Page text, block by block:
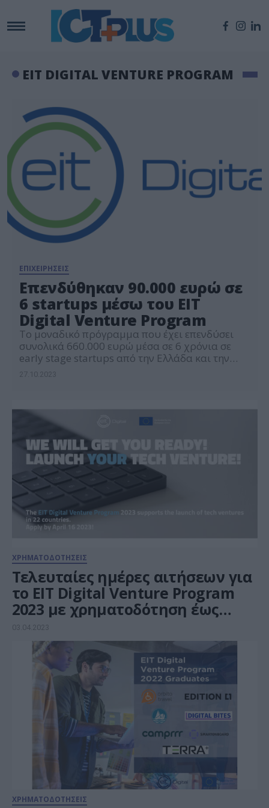
EIT DIGITAL VENTURE PROGRAM
ΕΠΙΧΕΙΡΗΣΕΙΣ
Επενδύθηκαν 90.000 ευρώ σε
6 startups μέσω του EIT
Digital Venture Program
Το μοναδικό πρόγραμμα που έχει επενδύσει
συνολικά 660.000 ευρώ μέσα σε 6 χρόνια σε
early stage startups από την Ελλάδα και την
ΧΡΗΜΑΤΟΔΟΤΗΣΕΙΣ
Τελευταίες ημέρες αιτήσεων για
το EIT Digital Venture Program
2023 με χρηματοδότηση έως
€25.000 ανά startup
03.04.2023
ΧΡΗΜΑΤΟΔΟΤΗΣΕΙΣ